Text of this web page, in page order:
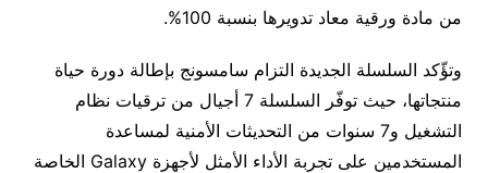
من مادة ورقية معاد تدويرها بنسبة 100%.
وتؤّكد السلسلة الجديدة التزام سامسونج بإطالة دورة حياة
منتجاتها، حيث توفّر السلسلة 7 أجيال من ترقيات نظام
التشغيل و7 سنوات من التحديثات الأمنية لمساعدة
المستخدمين على تجربة الأداء الأمثل لأجهزة Galaxy الخاصة